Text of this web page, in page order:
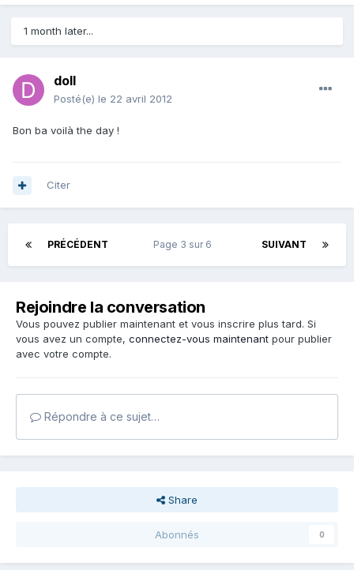
1 month later...
doll
Posté(e) le 22 avril 2012
Bon ba voilà the day !
Citer
PRÉCÉDENT SUIVANT
Page 3 sur 6
Rejoindre la conversation
Vous pouvez publier maintenant et vous inscrire plus tard. Si
vous avez un compte, connectez-vous maintenant pour publier
avec votre compte.
Répondre à ce sujet…
Share
Abonnés 0